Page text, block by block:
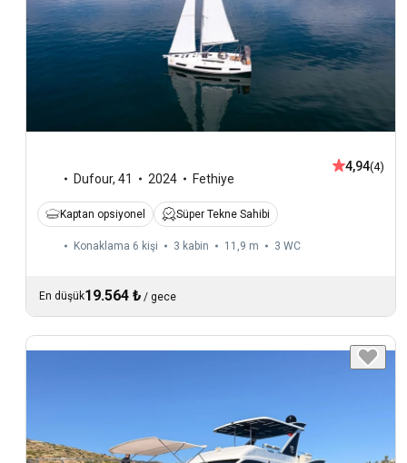
Dufour, 41 2024 Fethiye
4,94(4)
Kaptan opsiyonel Süper Tekne Sahibi
Konaklama 6 kişi 3 kabin 11,9 m 3 WC
En düşük19.564 ₺ / gece